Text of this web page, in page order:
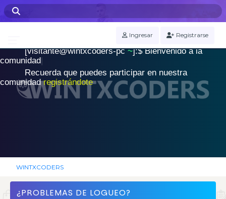
Ingresar Registrarse
WINTXCODERS Terminal
[visitante@wintxcoders-pc~]:$ .
Bienvenido a la
comunidad|
Recuerda que puedes participar en nuestra
comunidadregistrándote
WINTXCODERS
¿PROBLEMAS DE LOGUEO?